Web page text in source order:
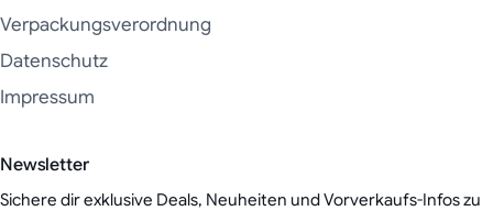
Verpackungsverordnung
Datenschutz
Impressum
Newsletter
Sichere dir exklusive Deals, Neuheiten und Vorverkaufs-Infos zu